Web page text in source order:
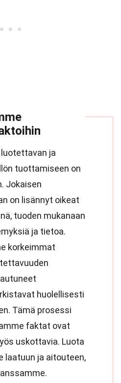
ja
tuottamiseen on
Jokaisen
on lisännyt oikeat
tuoden mukanaan
ja tietoa.
korkeimmat
huolellisesti
Tämä prosessi
faktat ovat
uskottavia. Luota
laatuun ja aitouteen,